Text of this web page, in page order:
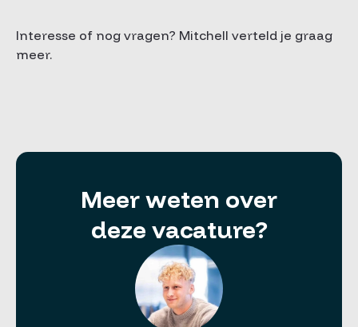
Interesse of nog vragen? Mitchell verteld je graag
meer.
Meer weten over
deze vacature?